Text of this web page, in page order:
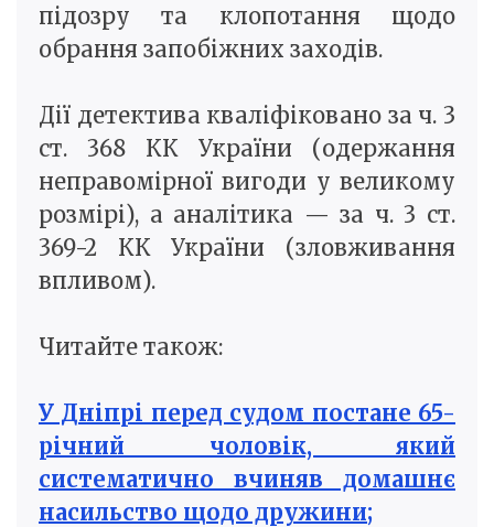
підозру та клопотання щодо
обрання запобіжних заходів.
Дії детектива кваліфіковано за ч. 3
ст. 368 КК України (одержання
неправомірної вигоди у великому
розмірі), а аналітика — за ч. 3 ст.
369-2 КК України (зловживання
впливом).
Читайте також:
У Дніпрі перед судом постане 65-
річний чоловік, який
систематично вчиняв домашнє
насильство щодо дружини;